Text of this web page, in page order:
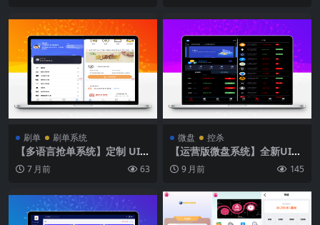
刷单 刷单系统
【多语言抢单系统】定制 UI多
语言海外刷单/商城抢单系统/
订单自动匹配系统/叠加组/打
7 月前 63
微盘 控杀
【运营版微盘系统】全新UI多
种语言微盘系统/出海版理财系
统/外汇投资理财/虚拟币USD
9 月前 145